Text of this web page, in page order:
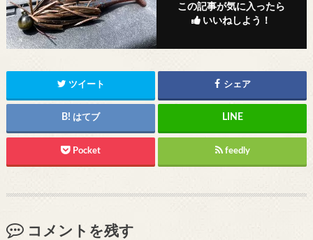
この記事が気に入ったら
いいねしよう！
ツイート シェア
はてブ
Pocket feedly
コメントを残す